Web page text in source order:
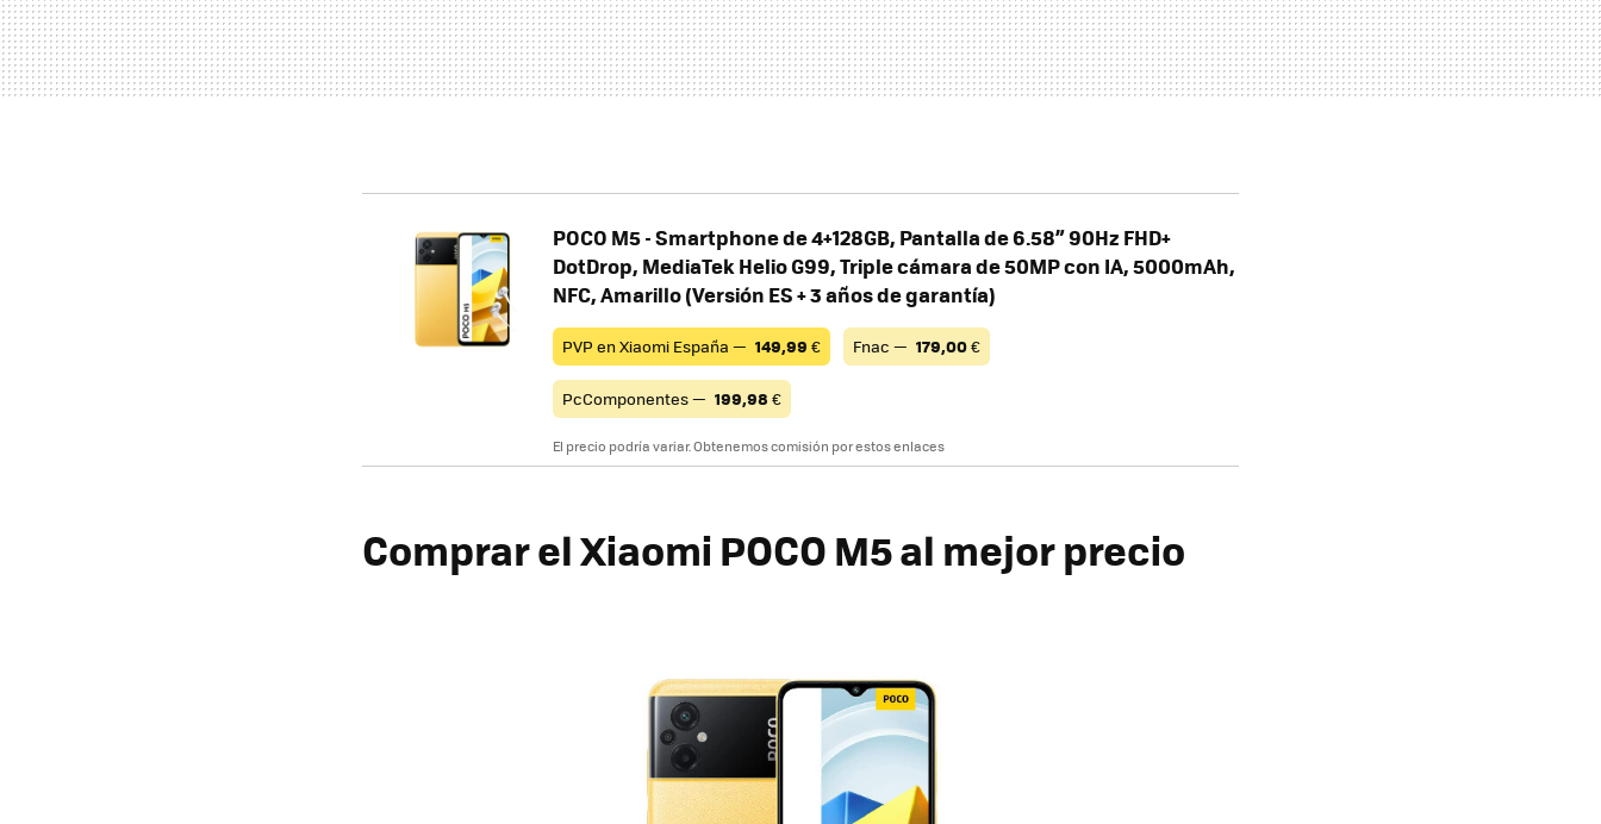
POCO M5 - Smartphone de 4+128GB, Pantalla de 6.58” 90Hz FHD+
DotDrop, MediaTek Helio G99, Triple cámara de 50MP con IA, 5000mAh,
NFC, Amarillo (Versión ES + 3 años de garantía)
PVP en Xiaomi España — 149,99 € Fnac — 179,00€
PcComponentes — 199,98 €
El precio podría variar. Obtenemos comisión por estos enlaces
Comprar el Xiaomi POCO M5 al mejor precio